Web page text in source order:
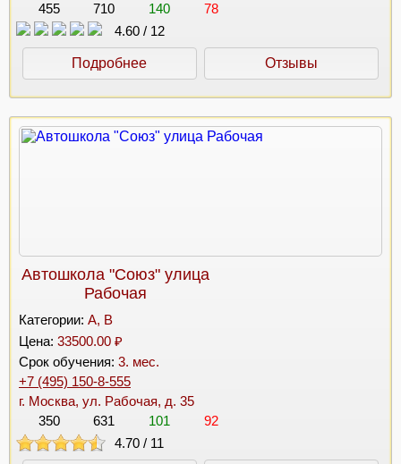
455
710 140
78
4.60 / 12
Подробнее Отзывы
Автошкола "Союз" улица
Рабочая
Категории: A, B
Цена: 33500.00 ₽
Срок обучения: 3. мес.
+7 (495) 150-8-555
г. Москва, ул. Рабочая, д. 35
350
631 101
92
4.70 / 11